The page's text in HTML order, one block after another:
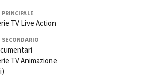
TV Live Action
TV Animazione